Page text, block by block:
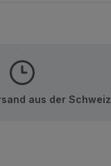
aus der Schweiz